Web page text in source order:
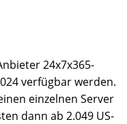
24x7x365-
verfügbar werden.
einzelnen Server
dann ab 2.049 US-